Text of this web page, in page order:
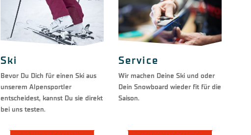
Ski
Bevor Du Dich für einen Ski aus
unserem Alpensportler
entscheidest, kannst Du sie direkt
bei uns testen.
Service
Wir machen Deine Ski und oder
Dein Snowboard wieder fit für die
Saison.